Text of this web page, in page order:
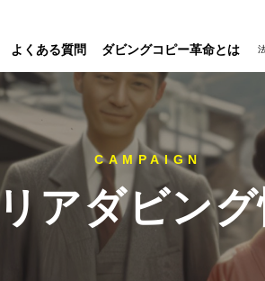
よくある質問 ダビングコピー革命とは
アダビン